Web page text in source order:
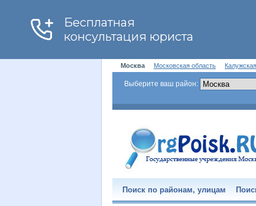
Москва Московская область
Выберите ваш район:
Поиск по районам, улицам